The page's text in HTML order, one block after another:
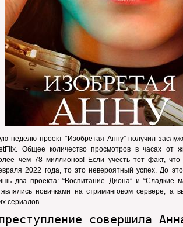
неделю проект “Изобретая Анну” получил
Общее количество просмотров в часах от
чем 78 миллионов! Если учесть тот факт,
2022 года, то это невероятный успех. До
два проекта: “Воспитание Диона” и “Сладкие
новичками на стриминговом сервере, а
сериалов.
совершила